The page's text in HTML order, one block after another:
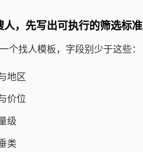
人，先写出可执行的筛选标准
个找人模板，字段别少于这些：
地区
价位
级
类